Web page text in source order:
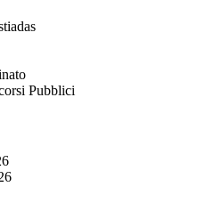
Pubblici